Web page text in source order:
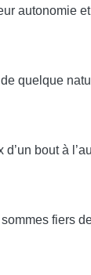
autonomie
quelque
bout à
fiers